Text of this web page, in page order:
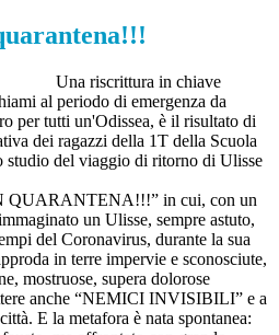
Una riscrittura in chiave
al periodo di emergenza da
per tutti un'Odissea, è il risultato di
dei ragazzi della 1T della Scuola
studio del viaggio di ritorno di Ulisse
QUARANTENA!!!” in cui, con un
un Ulisse, sempre astuto,
del Coronavirus, durante la sua
in terre impervie e sconosciute,
mostruose, supera dolorose
anche “NEMICI INVISIBILI” e a
E la metafora è nata spontanea: